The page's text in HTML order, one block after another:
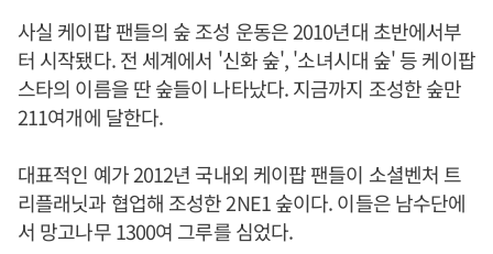
사실 케이팝 팬들의 숲 조성 운동은 2010년대 초반에서부
터 시작됐다. 전 세계에서 '신화 숲', '소녀시대 숲' 등 케이팝
스타의 이름을 딴 숲들이 나타났다. 지금까지 조성한 숲만
211여개에 달한다.
대표적인 예가 2012년 국내외 케이팝 팬들이 소셜벤처 트
리플래닛과 협업해 조성한 2NE1 숲이다. 이들은 남수단에
서 망고나무 1300여 그루를 심었다.